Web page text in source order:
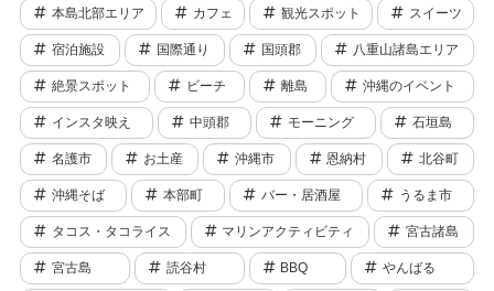
本島北部エリア カフェ 観光スポット スイーツ
宿泊施設 国際通り 国頭郡 八重山諸島エリア
絶景スポット ビーチ 離島 沖縄のイベント
インスタ映え 中頭郡 モーニング 石垣島
名護市 お土産 沖縄市 恩納村 北谷町
沖縄そば 本部町 バー・居酒屋 うるま市
タコス・タコライス マリンアクティビティ 宮古諸島
宮古島 読谷村 BBQ やんばる